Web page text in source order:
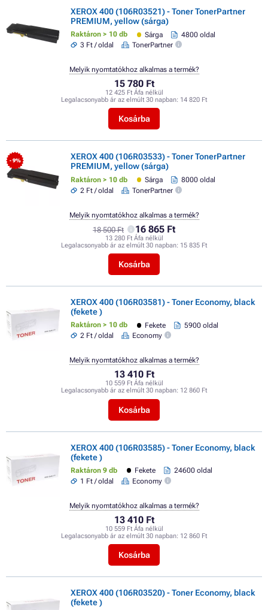
XEROX 400 (106R03521) - Toner TonerPartner
PREMIUM, yellow (sárga)
Raktáron > 10 db Sárga
4800 oldal
3 Ft / oldal
TonerPartner
15 780 Ft
12 425 Ft Áfa nélkül
Legalacsonyabb ár az elmúlt 30 napban: 14 820 Ft
Kosárba
Melyik nyomtatókhoz alkalmas a termék?
- 9%
XEROX 400 (106R03533) - Toner TonerPartner
PREMIUM, yellow (sárga)
Raktáron > 10 db Sárga
8000 oldal
2 Ft / oldal
TonerPartner
18 500 Ft 16 865 Ft
13 280 Ft Áfa nélkül
Legalacsonyabb ár az elmúlt 30 napban: 15 835 Ft
Kosárba
Melyik nyomtatókhoz alkalmas a termék?
XEROX 400 (106R03581) - Toner Economy, black
(fekete )
Raktáron > 10 db Fekete
5900 oldal
2 Ft / oldal
Economy
13 410 Ft
10 559 Ft Áfa nélkül
Legalacsonyabb ár az elmúlt 30 napban: 12 860 Ft
Kosárba
Melyik nyomtatókhoz alkalmas a termék?
XEROX 400 (106R03585) - Toner Economy, black
(fekete )
Raktáron 9 db Fekete
24600 oldal
1 Ft / oldal
Economy
13 410 Ft
10 559 Ft Áfa nélkül
Legalacsonyabb ár az elmúlt 30 napban: 12 860 Ft
Kosárba
Melyik nyomtatókhoz alkalmas a termék?
XEROX 400 (106R03520) - Toner Economy, black
(fekete )